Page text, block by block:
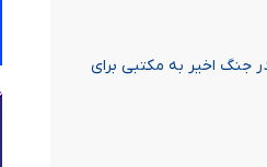
جنگ اخیر به مکتبی برای